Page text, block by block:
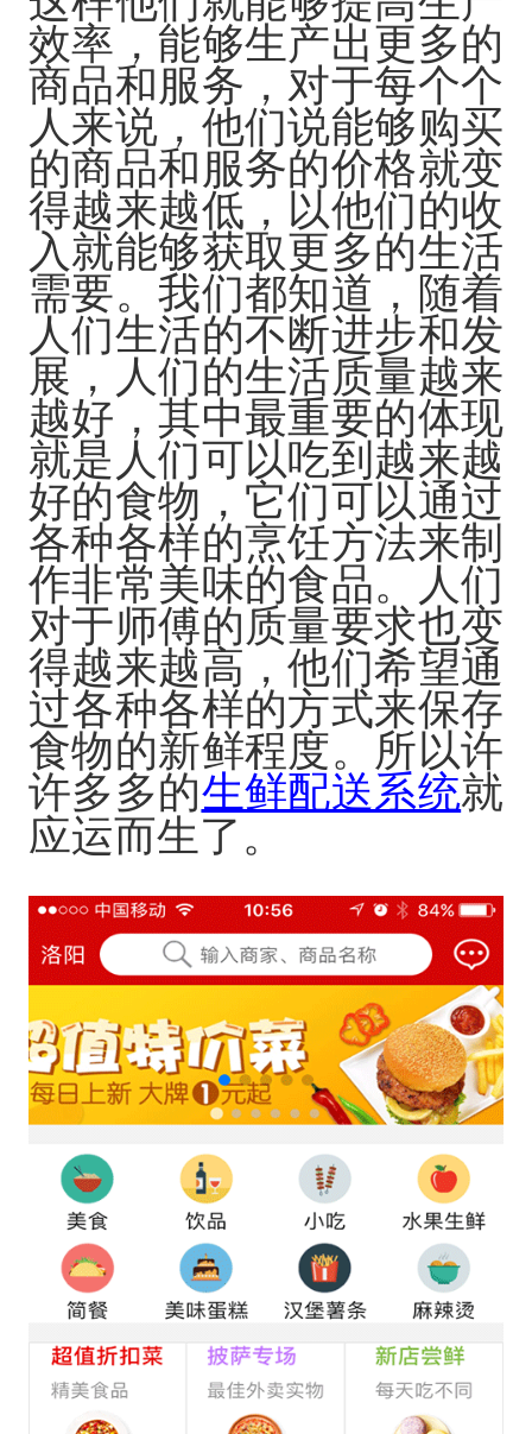
效率，能够生产出更多的
商品和服务，对于每个个
人来说，他们说能够购买
的商品和服务的价格就变
得越来越低，以他们的收
入就能够获取更多的生活
需要。我们都知道，随着
人们生活的不断进步和发
展，人们的生活质量越来
越好，其中最重要的体现
就是人们可以吃到越来越
好的食物，它们可以通过
各种各样的烹饪方法来制
作非常美味的食品。人们
对于师傅的质量要求也变
得越来越高，他们希望通
过各种各样的方式来保存
食物的新鲜程度。所以许
许多多的生鲜配送系统就
应运而生了。